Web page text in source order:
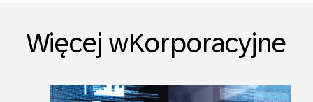
Więcej wKorporacyjne